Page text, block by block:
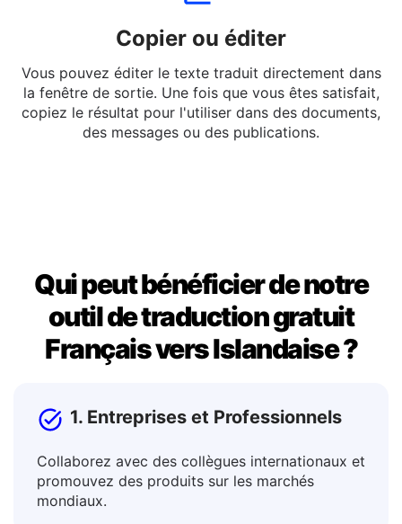
Copier ou éditer
Vous pouvez éditer le texte traduit directement dans
la fenêtre de sortie. Une fois que vous êtes satisfait,
Qui peut bénéficier de notre
outil de traduction gratuit
1. Entreprises et Professionnels
Collaborez avec des collègues internationaux et